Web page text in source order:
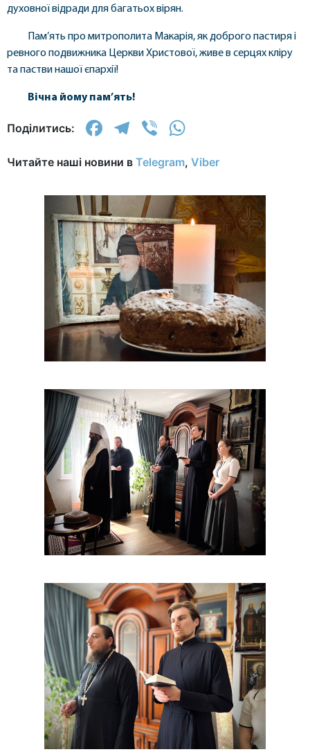
духовної відради для багатьох вірян.
Пам’ять про митрополита Макарія, як доброго пастиря і
ревного подвижника Церкви Христової, живе в серцях кліру
та пастви нашої єпархії!
Вічна йому пам’ять!
Поділитись: Facebook
Telegram
Viber
Читайте наші новини в Telegram, Viber